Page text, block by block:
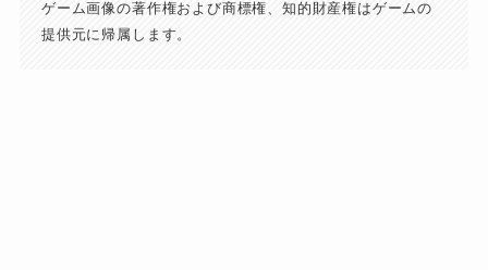
ゲーム画像の著作権および商標権、知的財産権はゲームの
提供元に帰属します。